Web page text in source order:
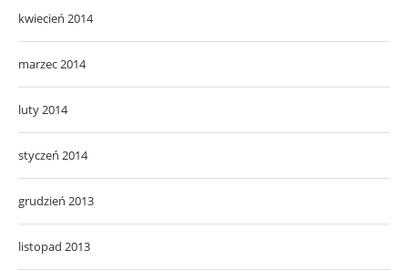
kwiecień 2014
marzec 2014
luty 2014
styczeń 2014
grudzień 2013
listopad 2013